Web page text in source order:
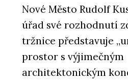
Nové Město Rudolf
úřad své rozhodnutí
tržnice představuje
prostor s výjimečným
architektonickým